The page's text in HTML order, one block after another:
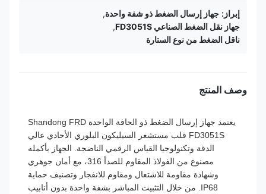
جهاز إرسال الضغط ذو شفة واحدة,
جهاز نقل الضغط الصناعي FD3051S
,
ناقل الضغط من نوع الستارة
وصف المنتج
يعتمد جهاز إرسال الضغط ذو الحافة الواحدة Shandong FRD
FD3051S قلب مستشعر السيليكون البلوري الأحادي عالي
الدقة وتكنولوجيا القياس الرقمي الناضجة. الجهاز بأكمله
مصنوع من الفولاذ المقاوم للصدأ 316، مع أمان جوهري
وشهادة مقاومة للاشتعال ومقاوم للانفجار وتصنيف حماية
IP68. من خلال التثبيت المباشر بشفة واحدة بدون أنابيب